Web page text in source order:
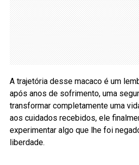
A trajetória desse macaco é um
após anos de sofrimento, uma
transformar completamente uma
aos cuidados recebidos, ele
experimentar algo que lhe foi
liberdade.